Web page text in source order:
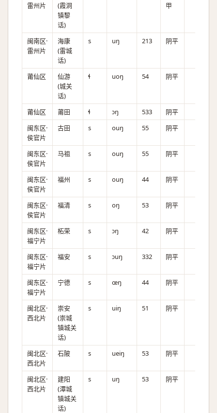
雷州片
(霞洞
镇黎
话)
甲
闽南区·
雷州片
海康
(雷城
话)
s uŋ 213 阴平
莆仙区
仙游
(城关
话)
ɬ uoŋ 54 阴平
莆仙区 莆田 ɬ ɔŋ 533
阴平
闽东区·
侯官片
古田 s ouŋ 55 阴平
闽东区·
侯官片
马祖 s ouŋ 55 阴平
闽东区·
侯官片
福州 s ouŋ 44 阴平
闽东区·
侯官片
福清 s oŋ 53 阴平
闽东区·
福宁片
柘荣 s ɔŋ 42 阴平
闽东区·
福宁片
福安 s ɔuŋ 332 阴平
闽东区·
福宁片
宁德 s œŋ 44 阴平
闽北区·
西北片
崇安
(崇城
镇城关
话)
s uiŋ 51 阴平
闽北区·
西北片
石陂 s ueiŋ 53 阴平
闽北区·
西北片
建阳
(潭城
镇城关
话)
s uŋ 53 阴平